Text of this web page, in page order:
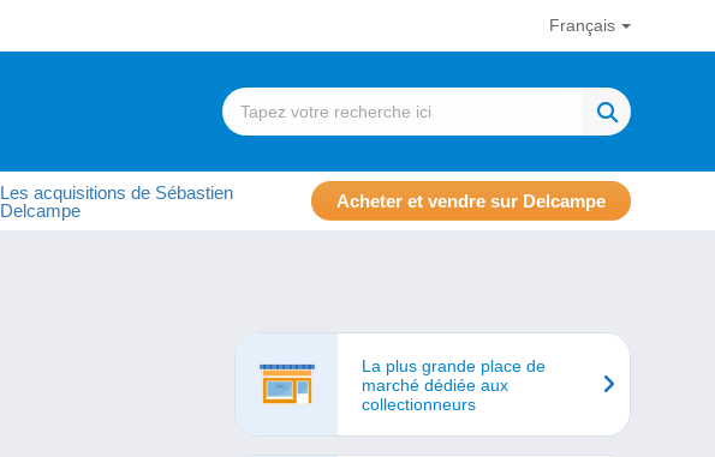
Français
Les acquisitions de Sébastien
Delcampe
Acheter et vendre sur Delcampe
La plus grande place de
marché dédiée aux
collectionneurs